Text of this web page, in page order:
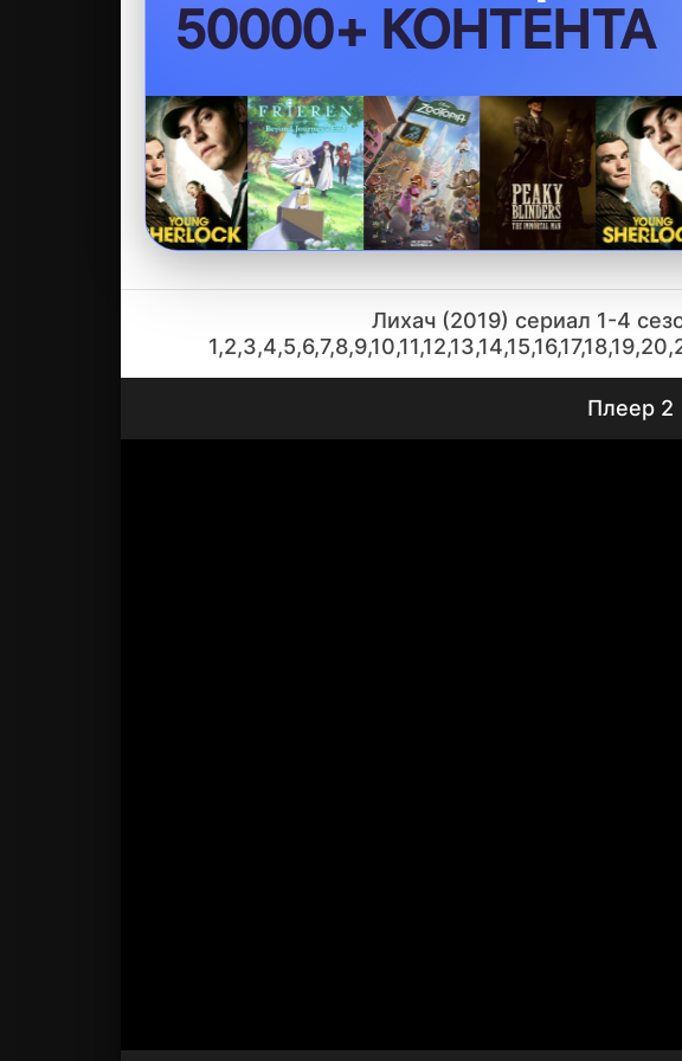
50000+ КОНТЕНТА
Лихач (2019) сериал 1-4
Плеер 2